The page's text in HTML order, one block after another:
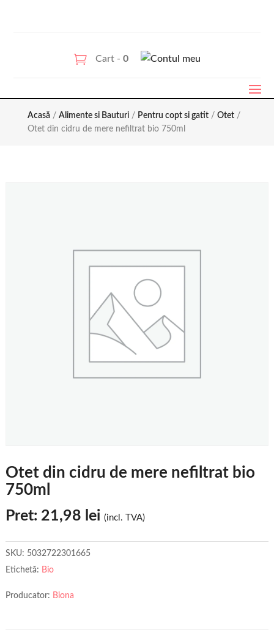
Cart - 0
Acasă/ Alimente si Bauturi/ Pentru copt si gatit/ Otet/
Otet din cidru de mere nefiltrat bio 750ml
Otet din cidru de mere nefiltrat bio
750ml
Pret: 21,98 lei (incl. TVA)
SKU: 5032722301665
Etichetă: Bio
Producator: Biona